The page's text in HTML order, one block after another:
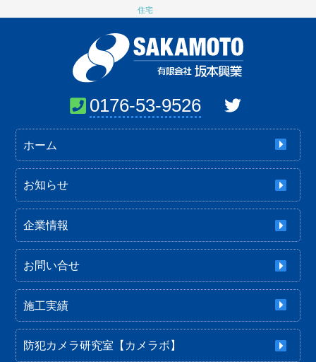
住宅
0176-53-9526
ホーム
お知らせ
企業情報
お問い合せ
施工実績
防犯カメラ研究室【カメラボ】